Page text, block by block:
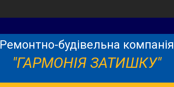
Ремонтно-будівельна компанія
"ГАРМОНІЯ ЗАТИШКУ"